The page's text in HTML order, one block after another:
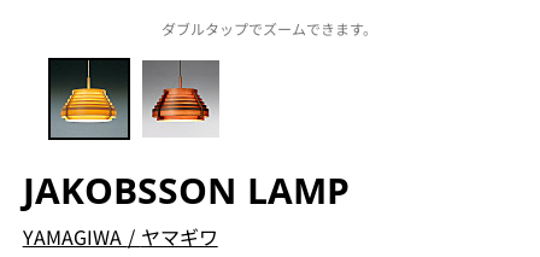
ダブルタップでズームできます。
JAKOBSSON LAMP
YAMAGIWA / ヤマギワ